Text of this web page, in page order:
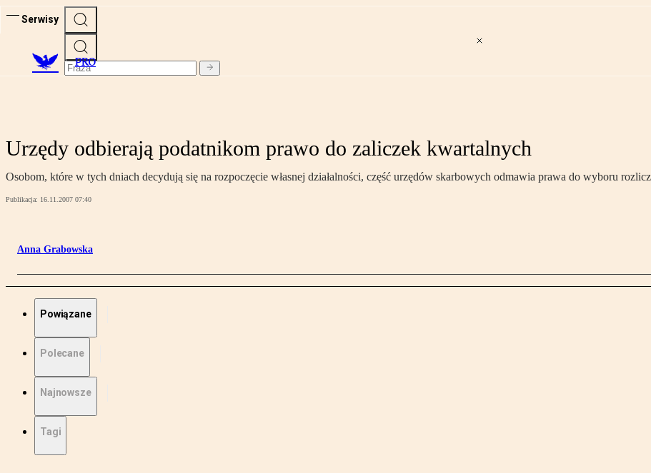
Serwisy
PRO
Urzędy odbierają podatnikom prawo do zaliczek kwartalnych
Osobom, które w tych dniach decydują się na rozpoczęcie własnej działalności, część urzędów skarbowych odmawia prawa do wyboru
Publikacja: 16.11.2007 07:40
Anna Grabowska
Powiązane
Polecane
Najnowsze
Tagi